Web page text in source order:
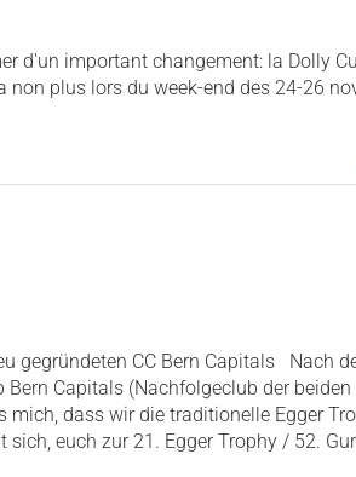
d'un important changement: la Dolly
plus lors du week-end des 24-26
gegründeten CC Bern Capitals Nach
Capitals (Nachfolgeclub der beiden
mich, dass wir die traditionelle Egger
euch zur 21. Egger Trophy / 52.